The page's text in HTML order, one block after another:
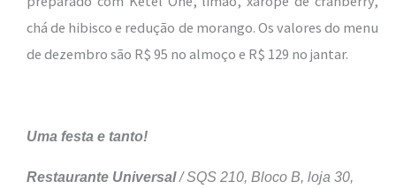
chá de hibisco e redução de morango. Os valores do menu
de dezembro são R$ 95 no almoço e R$ 129 no jantar.
Uma festa e tanto!
Restaurante Universal/ SQS 210, Bloco B, loja 30,